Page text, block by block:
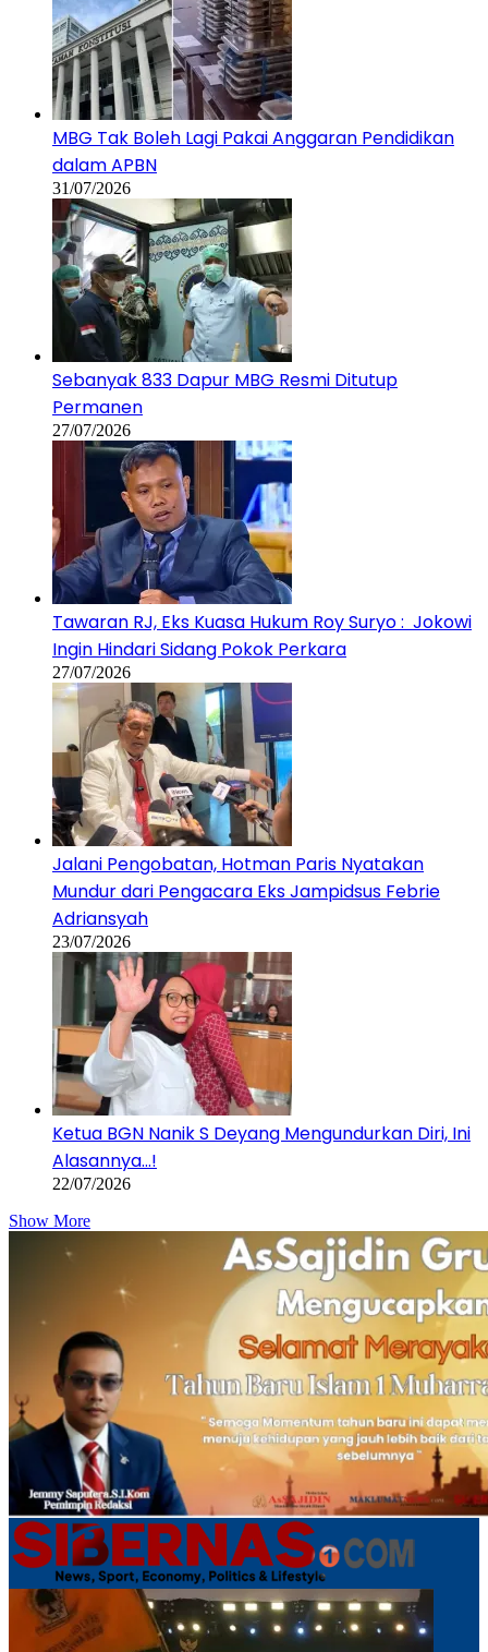
MBG Tak Boleh Lagi Pakai Anggaran Pendidikan
dalam APBN
31/07/2026
Sebanyak 833 Dapur MBG Resmi Ditutup
Permanen
27/07/2026
Tawaran RJ, Eks Kuasa Hukum Roy Suryo : Jokowi
Ingin Hindari Sidang Pokok Perkara
27/07/2026
Jalani Pengobatan, Hotman Paris Nyatakan
Mundur dari Pengacara Eks Jampidsus Febrie
Adriansyah
23/07/2026
Ketua BGN Nanik S Deyang Mengundurkan Diri, Ini
Alasannya…!
22/07/2026
Show More